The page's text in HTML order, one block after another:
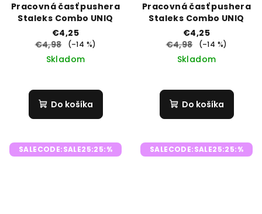
Pracovná časť pushera
Staleks Combo UNIQ
€4,25
€4,98
(–14 %)
Skladom
Do košíka
Pracovná časť pushera
Staleks Combo UNIQ
€4,25
€4,98
(–14 %)
Skladom
Do košíka
SALECODE:SALE25:25:% SALECODE:SALE25:25:%